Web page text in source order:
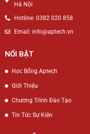
Hà Nội
Hotline: 0382 020 858
Email: info@aptech.vn
NỔI BẬT
Học Bổng Aptech
Giới Thiệu
Chương Trình Đào Tạo
Tin Tức Sự Kiện